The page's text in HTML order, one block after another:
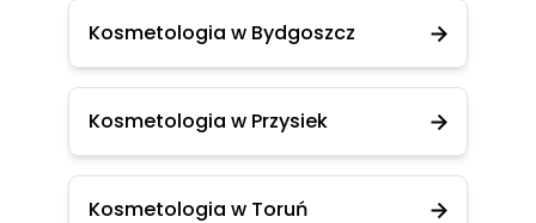
Kosmetologia w Bydgoszcz
Kosmetologia w Przysiek
Kosmetologia w Toruń